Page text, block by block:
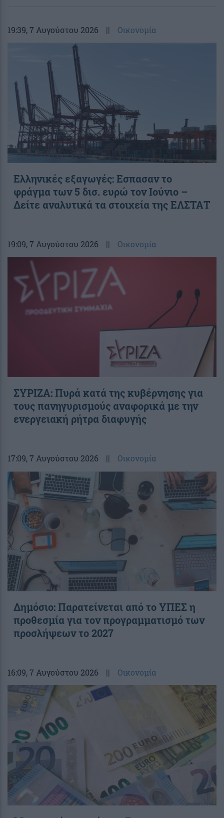
19:39, 7 Αυγούστου 2026 || Οικονομία
Ελληνικές εξαγωγές: Εσπασαν το
φράγμα των 5 δισ. ευρώ τον Ιούνιο –
Δείτε αναλυτικά τα στοιχεία της ΕΛΣΤΑΤ
19:09, 7 Αυγούστου 2026 || Οικονομία
ΣΥΡΙΖΑ: Πυρά κατά της κυβέρνησης για
τους πανηγυρισμούς αναφορικά με την
ενεργειακή ρήτρα διαφυγής
17:09, 7 Αυγούστου 2026 || Οικονομία
Δημόσιο: Παρατείνεται από το ΥΠΕΣ η
προθεσμία για τον προγραμματισμό των
προσλήψεων το 2027
16:09, 7 Αυγούστου 2026 || Οικονομία